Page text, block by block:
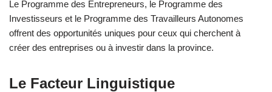
Le Programme des Entrepreneurs, le Programme des
Investisseurs et le Programme des Travailleurs Autonomes
offrent des opportunités uniques pour ceux qui cherchent à
créer des entreprises ou à investir dans la province.
Le Facteur Linguistique